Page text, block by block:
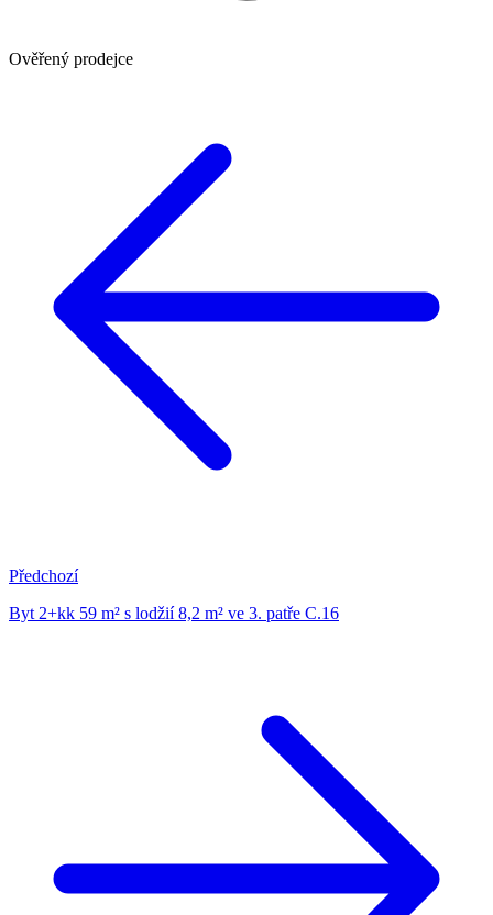
Ověřený prodejce
Předchozí
Byt 2+kk 59 m² s lodžií 8,2 m² ve 3. patře C.16